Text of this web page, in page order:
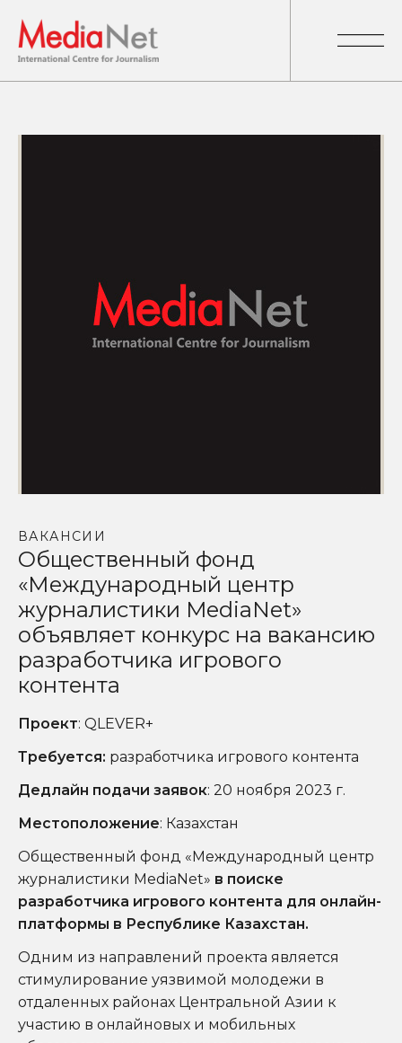
ВАКАНСИИ
Общественный фонд
«Международный центр
журналистики MediaNet»
объявляет конкурс на вакансию
разработчика игрового
контента
Проект: QLEVER+
Требуется: разработчика игрового контента
Дедлайн подачи заявок: 20 ноября 2023 г.
Местоположение: Казахстан
Общественный фонд «Международный центр
журналистики MediaNet» в поиске
разработчика игрового контента для онлайн-
платформы в Республике Казахстан.
Одним из направлений проекта является
стимулирование уязвимой молодежи в
отдаленных районах Центральной Азии к
участию в онлайновых и мобильных